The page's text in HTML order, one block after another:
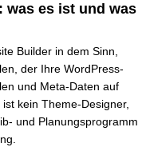
was es ist und was
Builder in dem Sinn,
der Ihre WordPress-
und Meta-Daten auf
kein Theme-Designer,
und Planungsprogramm